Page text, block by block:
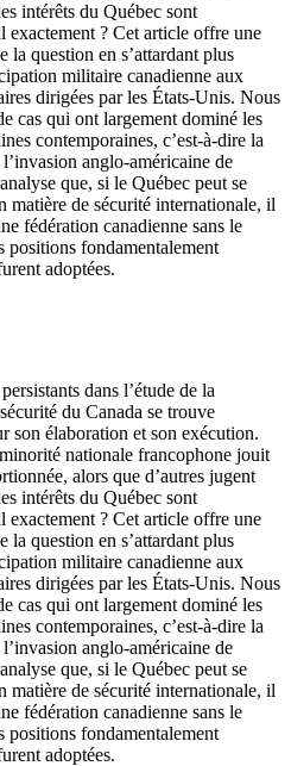
intérêts du Québec sont
exactement ? Cet article offre une
la question en s’attardant plus
militaire canadienne aux
dirigées par les États-Unis. Nous
cas qui ont largement dominé les
contemporaines, c’est-à-dire la
anglo-américaine de
que, si le Québec peut se
matière de sécurité internationale, il
fédération canadienne sans le
positions fondamentalement
adoptées.
dans l’étude de la
du Canada se trouve
son élaboration et son exécution.
nationale francophone jouit
alors que d’autres jugent
intérêts du Québec sont
exactement ? Cet article offre une
la question en s’attardant plus
militaire canadienne aux
dirigées par les États-Unis. Nous
cas qui ont largement dominé les
contemporaines, c’est-à-dire la
anglo-américaine de
que, si le Québec peut se
matière de sécurité internationale, il
fédération canadienne sans le
positions fondamentalement
adoptées.